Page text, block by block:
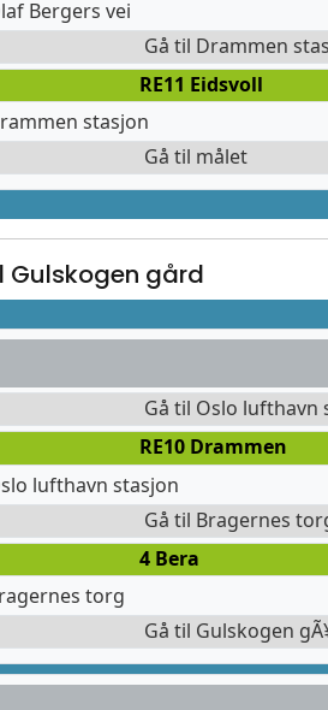
Bergers vei
Gå til Drammen
RE11 Eidsvoll
stasjon
Gå til målet
Gulskogen gård
Gå til Oslo lufthavn
RE10 Drammen
lufthavn stasjon
Gå til Bragernes
4 Bera
torg
Gå til Gulskogen